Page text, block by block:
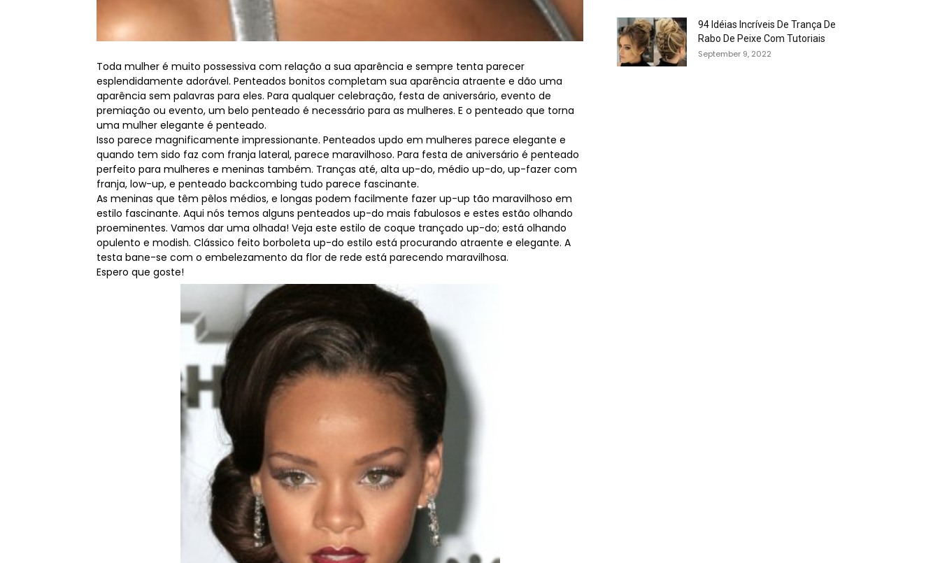
Toda mulher é muito possessiva com relação a sua aparência e sempre tenta parecer
esplendidamente adorável. Penteados bonitos completam sua aparência atraente e dão uma
aparência sem palavras para eles. Para qualquer celebração, festa de aniversário, evento de
premiação ou evento, um belo penteado é necessário para as mulheres. E o penteado que torna
uma mulher elegante é penteado.
Isso parece magnificamente impressionante. Penteados updo em mulheres parece elegante e
quando tem sido faz com franja lateral, parece maravilhoso. Para festa de aniversário é penteado
perfeito para mulheres e meninas também. Tranças até, alta up-do, médio up-do, up-fazer com
franja, low-up, e penteado backcombing tudo parece fascinante.
As meninas que têm pêlos médios, e longas podem facilmente fazer up-up tão maravilhoso em
estilo fascinante. Aqui nós temos alguns penteados up-do mais fabulosos e estes estão olhando
proeminentes. Vamos dar uma olhada! Veja este estilo de coque trançado up-do; está olhando
opulento e modish. Clássico feito borboleta up-do estilo está procurando atraente e elegante. A
testa bane-se com o embelezamento da flor de rede está parecendo maravilhosa.
Espero que goste!
94 Idéias Incríveis De Trança De
Rabo De Peixe Com Tutoriais
September 9, 2022